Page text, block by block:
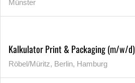
Münster
Kalkulator Print & Packaging (m/w/d)
Röbel/Müritz, Berlin, Hamburg